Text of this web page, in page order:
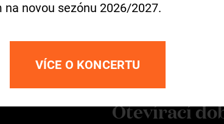
Otevírací
novou sezónu 2026/2027.
VÍCE O KONCERTU